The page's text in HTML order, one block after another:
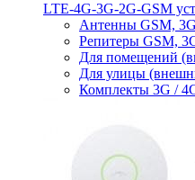
LTE-4G-3G-2G-GSM
Антенны GSM,
Репитеры GSM,
Для помещений
Для улицы
Комплекты 3G /